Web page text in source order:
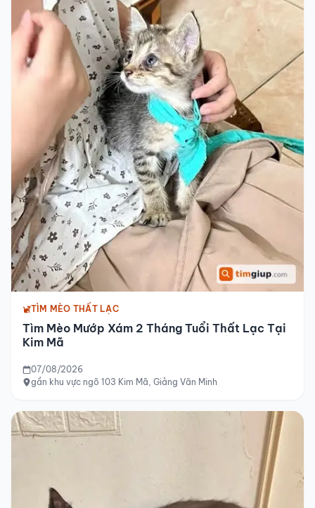
TÌM MÈO THẤT LẠC
Tìm Mèo Mướp Xám 2 Tháng Tuổi Thất Lạc Tại
Kim Mã
07/08/2026
gần khu vực ngõ 103 Kim Mã, Giảng Văn Minh